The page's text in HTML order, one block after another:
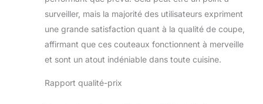
surveiller, mais la majorité des utilisateurs expriment
une grande satisfaction quant à la qualité de coupe,
affirmant que ces couteaux fonctionnent à merveille
et sont un atout indéniable dans toute cuisine.
Rapport qualité-prix